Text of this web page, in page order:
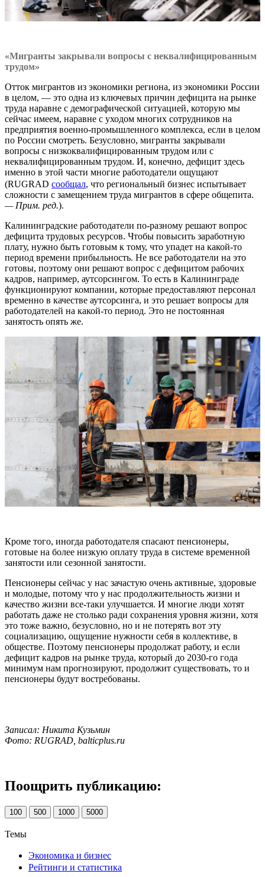
«Мигранты закрывали вопросы с неквалифицированным
трудом»
Отток мигрантов из экономики региона, из экономики России
в целом, — это одна из ключевых причин дефицита на рынке
труда наравне с демографической ситуацией, которую мы
сейчас имеем, наравне с уходом многих сотрудников на
предприятия военно-промышленного комплекса, если в целом
по России смотреть. Безусловно, мигранты закрывали
вопросы с низкоквалифицированным трудом или с
неквалифицированным трудом. И, конечно, дефицит здесь
именно в этой части многие работодатели ощущают
(RUGRAD сообщал, что региональный бизнес испытывает
сложности с замещением труда мигрантов в сфере общепита.
— Прим. ред.).
Калининградские работодатели по-разному решают вопрос
дефицита трудовых ресурсов. Чтобы повысить заработную
плату, нужно быть готовым к тому, что упадет на какой-то
период времени прибыльность. Не все работодатели на это
готовы, поэтому они решают вопрос с дефицитом рабочих
кадров, например, аутсорсингом. То есть в Калининграде
функционируют компании, которые предоставляют персонал
временно в качестве аутсорсинга, и это решает вопросы для
работодателей на какой-то период. Это не постоянная
занятость опять же.
Кроме того, иногда работодателя спасают пенсионеры,
готовые на более низкую оплату труда в системе временной
занятости или сезонной занятости.
Пенсионеры сейчас у нас зачастую очень активные, здоровые
и молодые, потому что у нас продолжительность жизни и
качество жизни все-таки улучшается. И многие люди хотят
работать даже не столько ради сохранения уровня жизни, хотя
это тоже важно, безусловно, но и не потерять вот эту
социализацию, ощущение нужности себя в коллективе, в
обществе. Поэтому пенсионеры продолжат работу, и если
дефицит кадров на рынке труда, который до 2030-го года
минимум нам прогнозируют, продолжит существовать, то и
пенсионеры будут востребованы.
Записал: Никита Кузьмин
Фото: RUGRAD, balticplus.ru
Поощрить публикацию:
100 500 1000 5000
Темы
Экономика и бизнес
Рейтинги и статистика